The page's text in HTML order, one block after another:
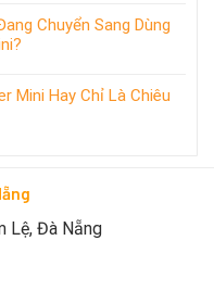
Chuyển Sang Dùng
Mini Hay Chỉ Là Chiêu
Lệ, Đà Nẵng